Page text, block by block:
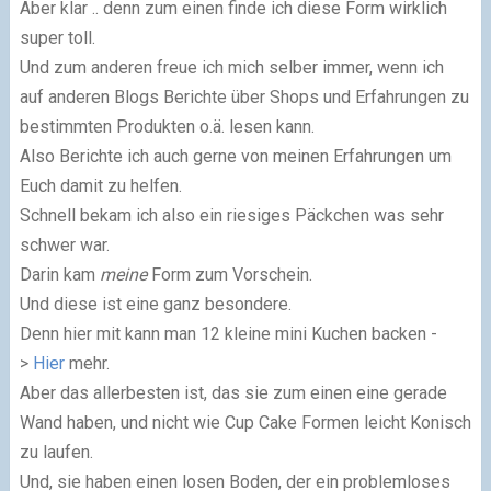
Aber klar .. denn zum einen finde ich diese Form wirklich
super toll.
Und zum anderen freue ich mich selber immer, wenn ich
auf anderen Blogs Berichte über Shops und Erfahrungen zu
bestimmten Produkten o.ä. lesen kann.
Also Berichte ich auch gerne von meinen Erfahrungen um
Euch damit zu helfen.
Schnell bekam ich also ein riesiges Päckchen was sehr
schwer war.
Darin kam meineForm zum Vorschein.
Und diese ist eine ganz besondere.
Denn hier mit kann man 12 kleine mini Kuchen backen -
> Hiermehr.
Aber das allerbesten ist, das sie zum einen eine gerade
Wand haben, und nicht wie Cup Cake Formen leicht Konisch
zu laufen.
Und, sie haben einen losen Boden, der ein problemloses